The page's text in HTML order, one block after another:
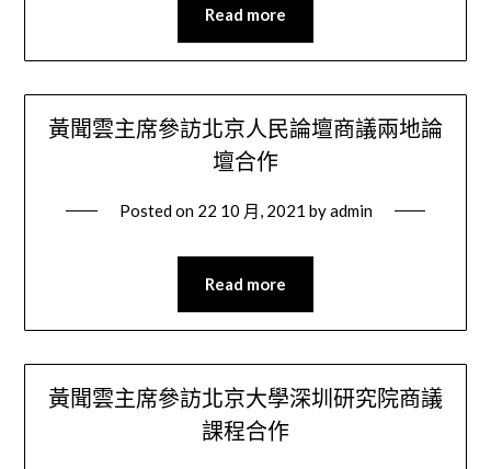
Read more
黃聞雲主席參訪北京人民論壇商議兩地論
壇合作
Posted on 22 10 月, 2021 byadmin
Read more
黃聞雲主席參訪北京大學深圳研究院商議
課程合作